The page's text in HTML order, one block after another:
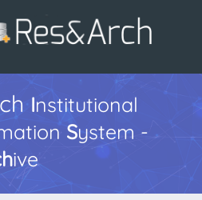
Institutional
System -
ive